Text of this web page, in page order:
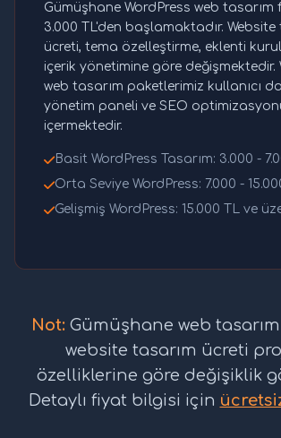
Gümüşhane WordPress web tasarım
3.000 TL'den başlamaktadır. Website
ücreti, tema özelleştirme, eklenti
içerik yönetimine göre değişmektedir.
web tasarım paketlerimiz kullanıcı
yönetim paneli ve SEO
içermektedir.
Basit WordPress Tasarım: 3.000 -
Orta Seviye WordPress: 7.000 -
Gelişmiş WordPress: 15.000 TL ve
Not:Gümüşhane web tasarım
website tasarım ücreti
özelliklerine göre değişiklik
Detaylı fiyat bilgisi için